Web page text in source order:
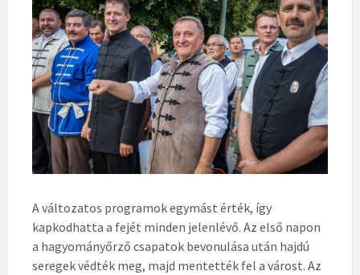
A változatos programok egymást érték, így
kapkodhatta a fejét minden jelenlévő. Az első napon
a hagyományőrző csapatok bevonulása után hajdú
seregek védték meg, majd mentették fel a várost. Az